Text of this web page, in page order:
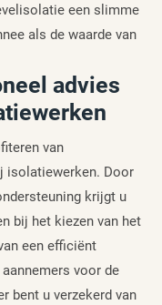
een slimme
als de waarde van
advies
van
isolatiewerken. Door
krijgt u
bij het kiezen van het
een efficiënt
voor de
bent u verzekerd van